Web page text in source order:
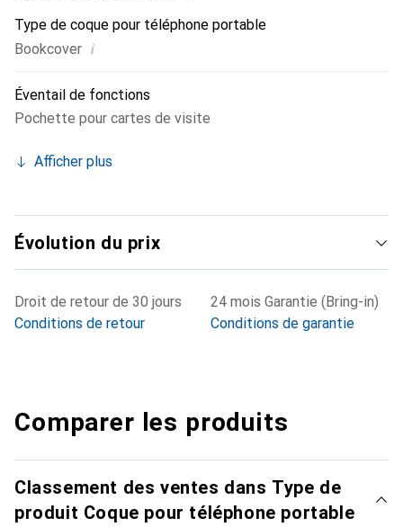
Type de coque pour téléphone portable
Bookcover i
Éventail de fonctions
Pochette pour cartes de visite
Afficher plus
Évolution du prix
Droit de retour de 30 jours
Conditions de retour
24 mois Garantie (Bring-in)
Conditions de garantie
Comparer les produits
Classement des ventes dans Type de
produit Coque pour téléphone portable